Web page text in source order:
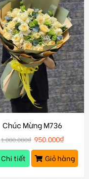
Chúc Mừng M736
1.000.000₫ 950.000₫
Chi tiết
Giỏ hàng